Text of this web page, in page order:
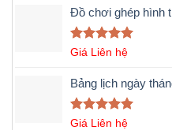
5 sao
Đồ chơi ghép hình
Được xếp
5 sao
Giá Liên hệ
Bảng lịch ngày
Được xếp
Giá Liên hệ